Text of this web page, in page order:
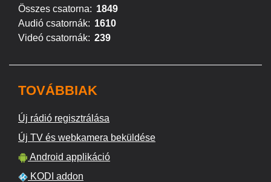
Összes csatorna: 1849
Audió csatornák: 1610
Videó csatornák: 239
TOVÁBBIAK
Új rádió regisztrálása
Új TV és webkamera beküldése
Android applikáció
KODI addon